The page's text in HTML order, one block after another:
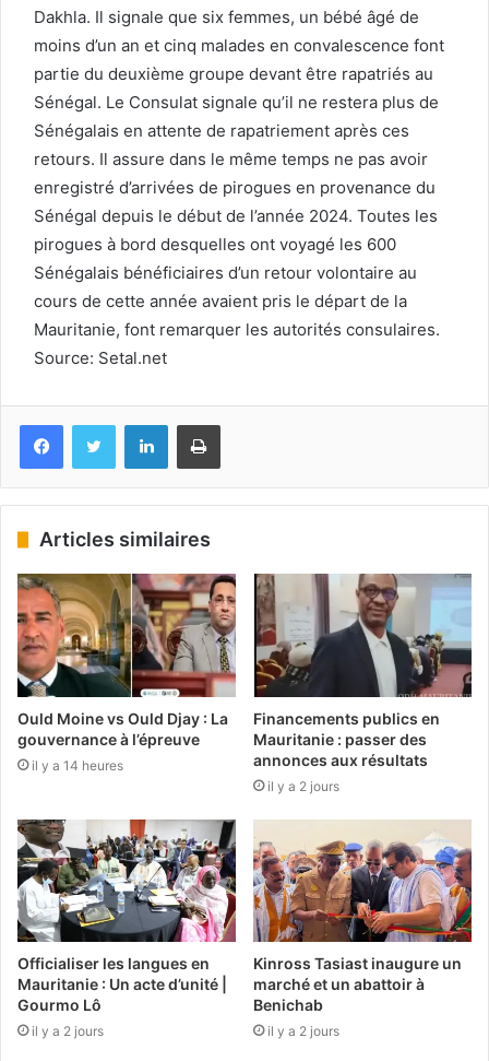
Dakhla. Il signale que six femmes, un bébé âgé de
moins d’un an et cinq malades en convalescence font
partie du deuxième groupe devant être rapatriés au
Sénégal. Le Consulat signale qu’il ne restera plus de
Sénégalais en attente de rapatriement après ces
retours. Il assure dans le même temps ne pas avoir
enregistré d’arrivées de pirogues en provenance du
Sénégal depuis le début de l’année 2024. Toutes les
pirogues à bord desquelles ont voyagé les 600
Sénégalais bénéficiaires d’un retour volontaire au
cours de cette année avaient pris le départ de la
Mauritanie, font remarquer les autorités consulaires.
Source: Setal.net
FacebookTwitter LinkedinImprimer
Articles similaires
Ould Moine vs Ould Djay : La
gouvernance à l’épreuve
il y a 14 heures
Financements publics en
Mauritanie : passer des
annonces aux résultats
il y a 2 jours
Officialiser les langues en
Mauritanie : Un acte d’unité |
Gourmo Lô
il y a 2 jours
Kinross Tasiast inaugure un
marché et un abattoir à
Benichab
il y a 2 jours